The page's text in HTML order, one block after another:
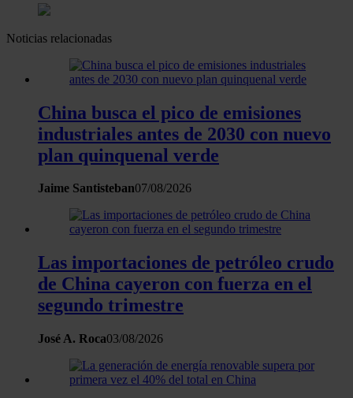
Noticias relacionadas
China busca el pico de emisiones
industriales antes de 2030 con nuevo
plan quinquenal verde
Jaime Santisteban07/08/2026
Las importaciones de petróleo crudo
de China cayeron con fuerza en el
segundo trimestre
José A. Roca03/08/2026